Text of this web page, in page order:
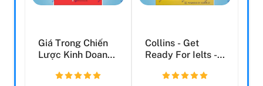
Giá Trong Chiến
Lược Kinh Doanh
Chạy,...
Collins - Get
Ready For Ielts -
Inter...